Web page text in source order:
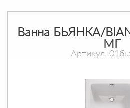
Ванна БЬЯНКА/
МГ
Артикул: